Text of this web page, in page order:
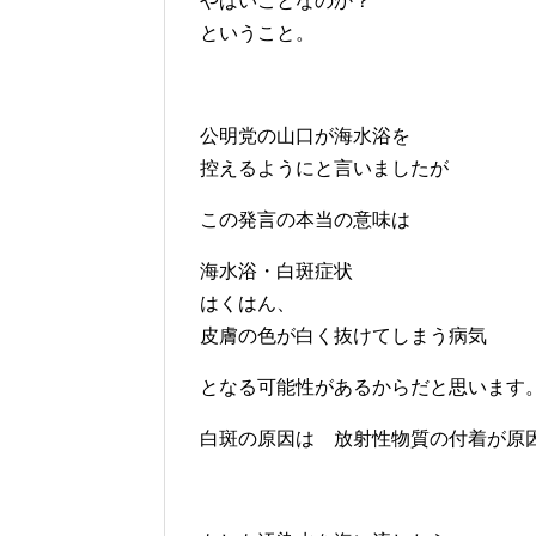
ということ。
公明党の山口が海水浴を
控えるようにと言いましたが
この発言の本当の意味は
海水浴・白斑症状
はくはん、
皮膚の色が白く抜けてしまう病気
となる可能性があるからだと思います
白斑の原因は 放射性物質の付着が原